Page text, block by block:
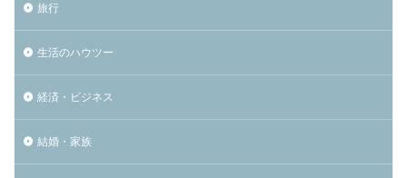
旅行
生活のハウツー
経済・ビジネス
結婚・家族